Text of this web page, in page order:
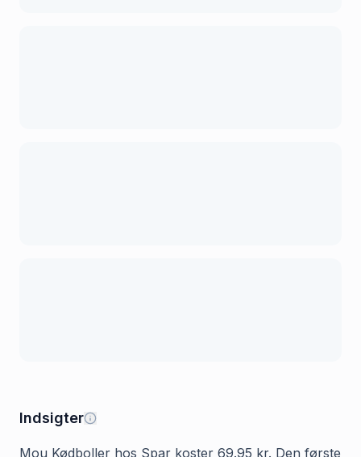
Indsigter
Mou Kødboller hos Spar koster 69.95 kr. Den første